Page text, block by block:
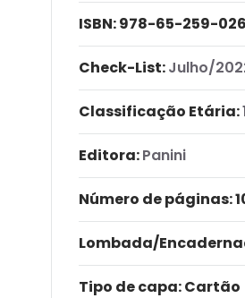
ISBN:978-65-259-
Check-List:Julho/
Classificação Etária:
Editora:Panini
Número de páginas:
Lombada/
Tipo de capa:Cartão